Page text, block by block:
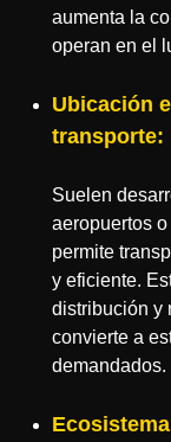
aumenta la
operan en el
Ubicación
transporte:
Suelen
aeropuertos
permite
y eficiente.
distribución y
convierte a
demandados.